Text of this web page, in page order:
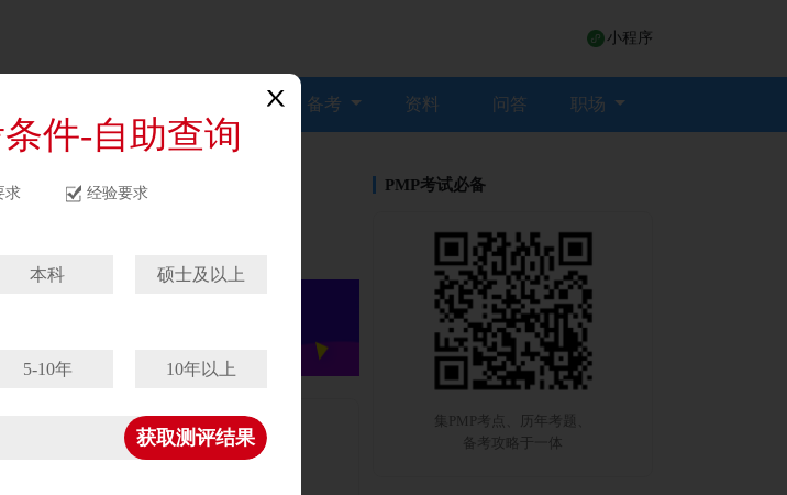
小程序
备考 资料 问答 职场
件-自助查询
求 经验要求
本科 硕士及以上
5-10年 10年以上
获取测评结果
PMP考试必备
集PMP考点、历年考题、
备考攻略于一体